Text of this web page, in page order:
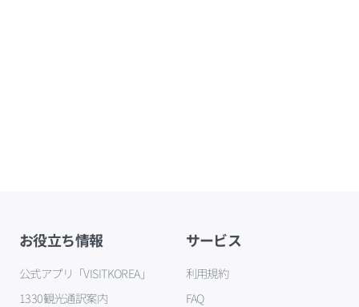
お役立ち情報
公式アプリ「VISITKOREA」
1330観光通訳案内
サービス
利用規約
FAQ